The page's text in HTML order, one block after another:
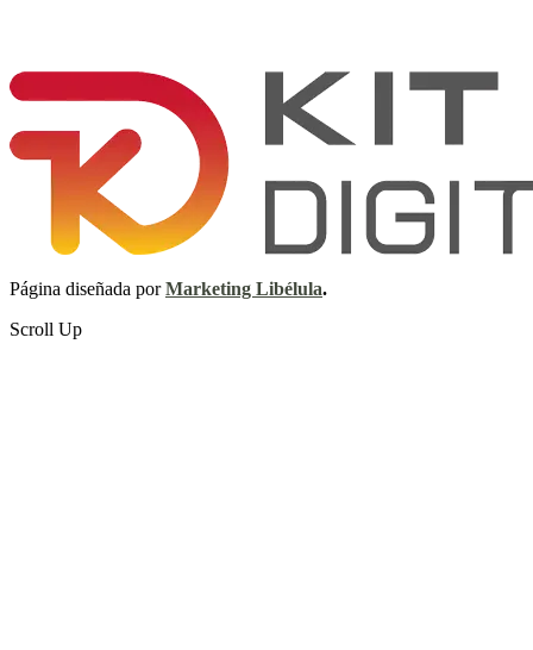
Página diseñada porMarketing Libélula.
Scroll Up